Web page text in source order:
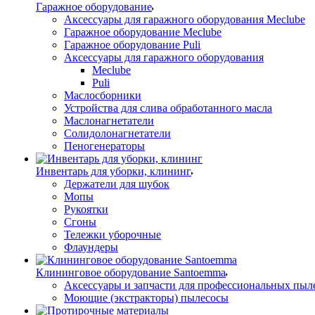
Гаражное оборудование
Аксессуары для гаражного оборудования Meclube
Гаражное оборудование Meclube
Гаражное оборудование Puli
Аксессуары для гаражного оборудования
Meclube
Puli
Маслосборники
Устройства для слива обработанного масла
Маслонагнетатели
Солидолонагнетатели
Пеногенераторы
Инвентарь для уборки, клининг
Держатели для шубок
Мопы
Рукоятки
Сгоны
Тележки уборочные
Флаундеры
Клининговое оборудование Santoemma
Аксессуары и запчасти для профессиональных
Моющие (экстракторы) пылесосы